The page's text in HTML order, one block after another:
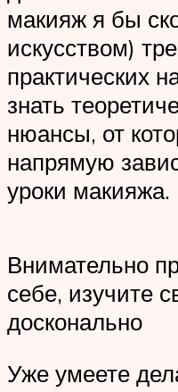
макияж я бы
искусством)
практических
знать
нюансы, от
напрямую
уроки макияжа.
Внимательно
себе, изучите
досконально
Уже умеете